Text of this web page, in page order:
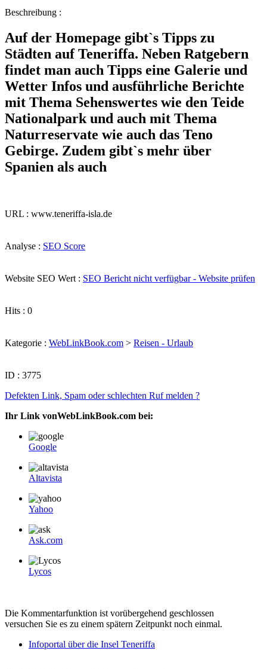
Beschreibung :
Auf der Homepage gibt`s Tipps zu
Städten auf Teneriffa. Neben Ratgebern
findet man auch Tipps eine Galerie und
Wetter Infos und ausführliche Berichte
mit Thema Sehenswertes wie den Teide
Nationalpark und auch mit Thema
Naturreservate wie auch das Teno
Gebirge. Zudem gibt`s mehr über
Spanien als auch
URL : www.teneriffa-isla.de
Analyse : SEO Score
Website SEO Wert : SEO Bericht nicht verfügbar - Website prüfen
Hits : 0
Kategorie : WebLinkBook.com > Reisen - Urlaub
ID : 3775
Defekten Link, Spam oder schlechten Ruf melden ?
Ihr Link vonWebLinkBook.com bei:
Google
Altavista
Yahoo
Ask.com
Lycos
Die Kommentarfunktion ist vorübergehend geschlossen
versuchen Sie es zu einem spätern Zeitpunkt noch einmal.
Infoportal über die Insel Teneriffa